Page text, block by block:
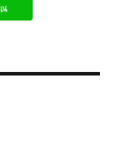
เหมา